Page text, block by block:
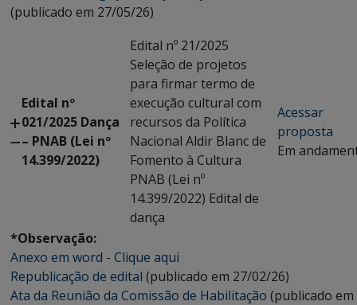
(publicado em 27/05/26)
Edital nº
021/2025 Dança
– PNAB (Lei nº
14.399/2022)
Edital nº 21/2025
Seleção de projetos
para firmar termo de
execução cultural com
recursos da Política
Nacional Aldir Blanc de
Fomento à Cultura
PNAB (Lei nº
14.399/2022) Edital de
dança
Acessar
proposta
Em
*Observação:
Anexo em word - Clique aqui
Republicação de edital (publicado em 27/02/26)
Ata da Reunião da Comissão de Habilitação (publicado em